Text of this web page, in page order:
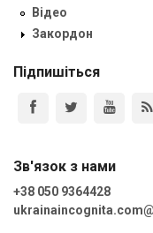
Відео
Закордон
Підпишіться
Зв'язок з нами
+38 050 9364428